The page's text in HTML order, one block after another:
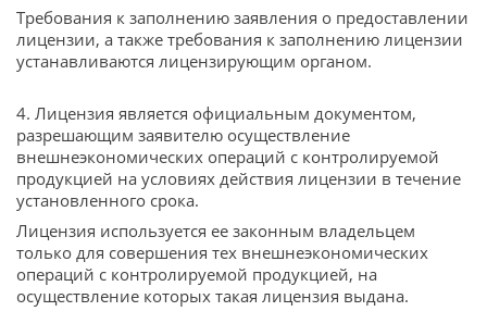
Требования к заполнению заявления о предоставлении
лицензии, а также требования к заполнению лицензии
устанавливаются лицензирующим органом.
4. Лицензия является официальным документом,
разрешающим заявителю осуществление
внешнеэкономических операций с контролируемой
продукцией на условиях действия лицензии в течение
установленного срока.
Лицензия используется ее законным владельцем
только для совершения тех внешнеэкономических
операций с контролируемой продукцией, на
осуществление которых такая лицензия выдана.